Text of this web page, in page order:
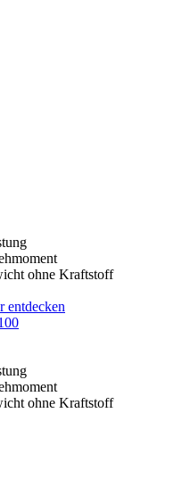
ohne Kraftstoff
entdecken
ohne Kraftstoff